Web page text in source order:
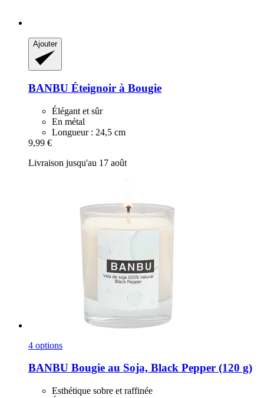
Ajouter
BANBU Éteignoir à Bougie
Élégant et sûr
En métal
Longueur : 24,5 cm
9,99 €
Livraison jusqu'au 17 août
4 options
BANBU Bougie au Soja, Black Pepper (120 g)
Esthétique sobre et raffinée